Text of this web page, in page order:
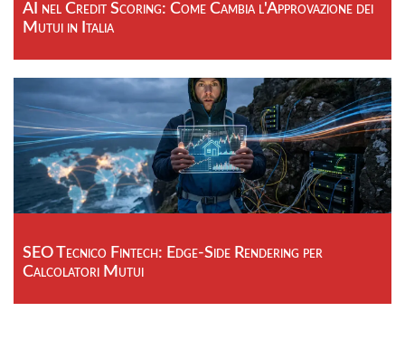
AI nel Credit Scoring: Come Cambia l'Approvazione dei
Mutui in Italia
SEO Tecnico Fintech: Edge-Side Rendering per
Calcolatori Mutui